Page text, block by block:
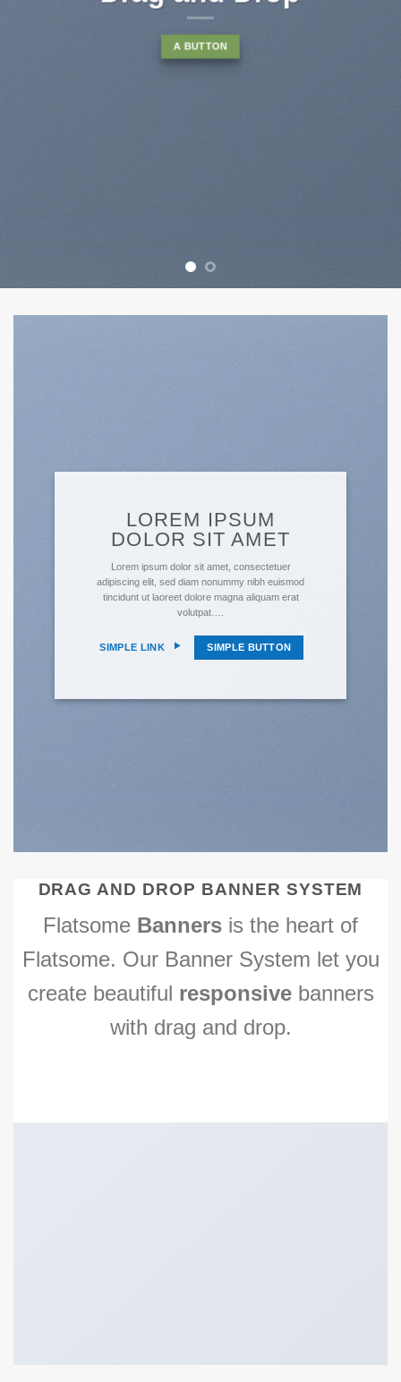
diam nonummy nibh euismod
tincidunt ut laoreet dolore
magna aliquam erat volutpat….
LOREM IPSUM
DOLOR SIT AMET
Lorem ipsum dolor sit amet, consectetuer
adipiscing elit, sed diam nonummy nibh euismod
tincidunt ut laoreet dolore magna aliquam erat
volutpat….
SIMPLE LINK SIMPLE BUTTON
DRAG AND DROP BANNER SYSTEM
Flatsome Banners is the heart of
Flatsome. Our Banner System let you
create beautiful responsivebanners
with drag and drop.